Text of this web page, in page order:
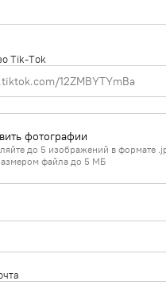
Tik-Tok
фотографии
до 5 изображений в формате
файла до 5 МБ